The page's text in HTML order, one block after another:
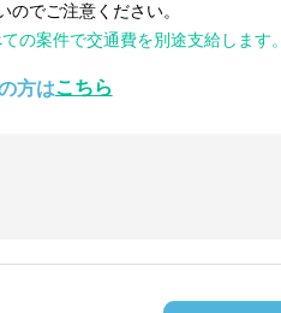
でご注意ください。
の案件で交通費を別途支給します。
方はこちら